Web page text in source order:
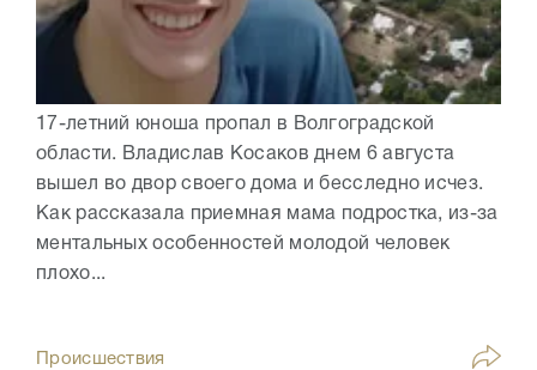
17-летний юноша пропал в Волгоградской
области. Владислав Косаков днем 6 августа
вышел во двор своего дома и бесследно исчез.
Как рассказала приемная мама подростка, из-за
ментальных особенностей молодой человек
плохо...
Происшествия